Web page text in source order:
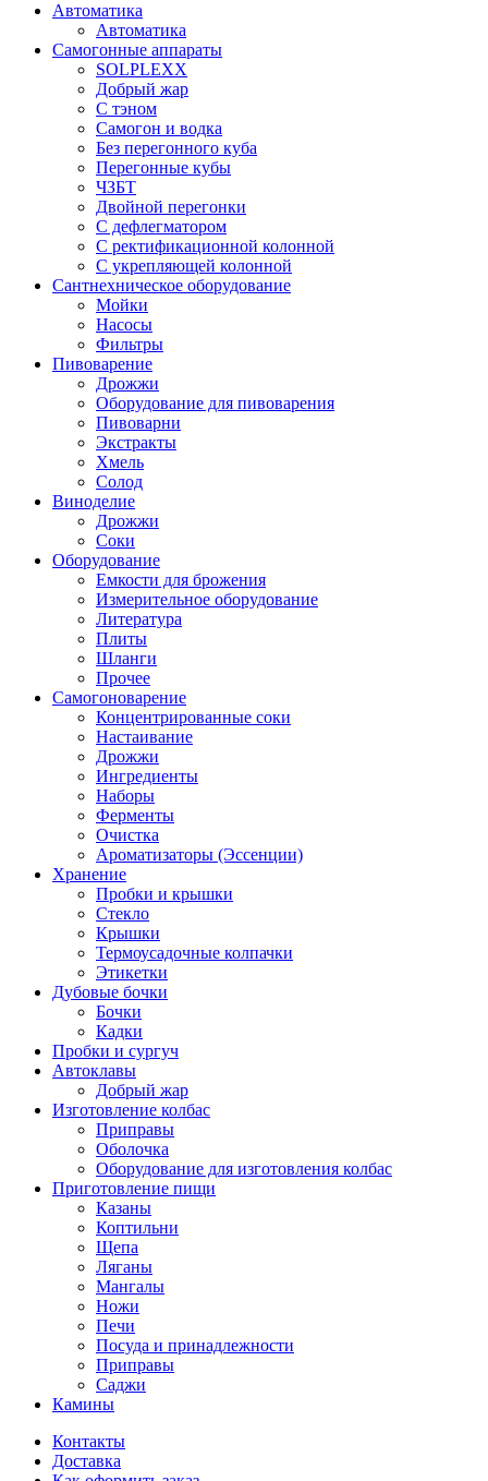
Автоматика
Автоматика
Самогонные аппараты
SOLPLEXX
Добрый жар
С тэном
Самогон и водка
Без перегонного куба
Перегонные кубы
ЧЗБТ
Двойной перегонки
С дефлегматором
С ректификационной колонной
С укрепляющей колонной
Сантнехническое оборудование
Мойки
Насосы
Фильтры
Пивоварение
Дрожжи
Оборудование для пивоварения
Пивоварни
Экстракты
Хмель
Солод
Виноделие
Дрожжи
Соки
Оборудование
Емкости для брожения
Измерительное оборудование
Литература
Плиты
Шланги
Прочее
Самогоноварение
Концентрированные соки
Настаивание
Дрожжи
Ингредиенты
Наборы
Ферменты
Очистка
Ароматизаторы (Эссенции)
Хранение
Пробки и крышки
Стекло
Крышки
Термоусадочные колпачки
Этикетки
Дубовые бочки
Бочки
Кадки
Пробки и сургуч
Автоклавы
Добрый жар
Изготовление колбас
Приправы
Оболочка
Оборудование для изготовления колбас
Приготовление пищи
Казаны
Коптильни
Щепа
Ляганы
Мангалы
Ножи
Печи
Посуда и принадлежности
Приправы
Саджи
Камины
Контакты
Доставка